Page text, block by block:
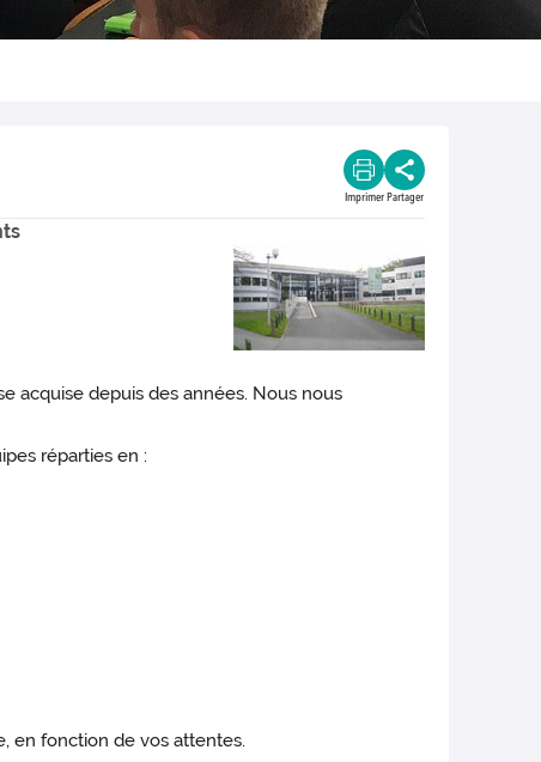
Imprimer Partager
acquise depuis des années. Nous nous
réparties en :
en fonction de vos attentes.